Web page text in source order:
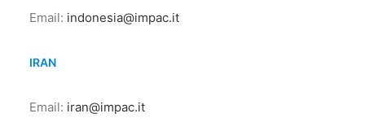
Email: indonesia@impac.it
IRAN
Email: iran@impac.it